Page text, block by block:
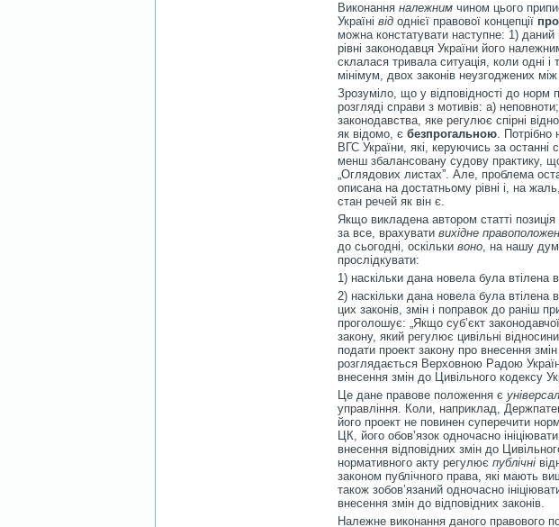
Виконання належним чином цього
Україні від однієї правової концепції
можна констатувати наступне: 1)
рівні законодавця України його
склалася тривала ситуація, коли одні і
мінімум, двох законів неузгоджених
Зрозуміло, що у відповідності до
розгляді справи з мотивів: а)
законодавства, яке регулює спірні
як відомо, є безпрогальною. Потрібно
ВГС України, які, керуючись за
менш збалансовану судову практику,
„Оглядових листах”. Але, проблема
описана на достатньому рівні і, на
стан речей як він є.
Якщо викладена автором статті позиція
за все, врахувати вихідне
до сьогодні, оскільки воно, на нашу
прослідкувати:
1) наскільки дана новела була втілена
2) наскільки дана новела була втілена
цих законів, змін і поправок до раніш
проголошує: „Якщо суб’єкт
закону, який регулює цивільні
подати проект закону про внесення
розглядається Верховною Радою
внесення змін до Цивільного кодексу
Це дане правове положення є
управління. Коли, наприклад,
його проект не повинен суперечити
ЦК, його обов’язок одночасно
внесення відповідних змін до
нормативного акту регулює публічні
законом публічного права, які мають
також зобов’язаний одночасно
внесення змін до відповідних законів.
Належне виконання даного правового